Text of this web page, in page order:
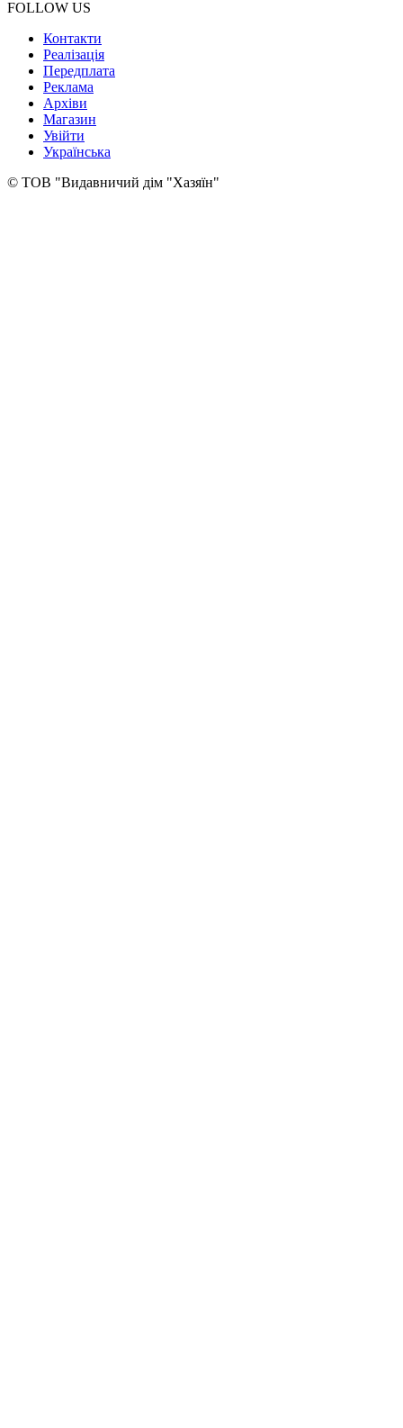
FOLLOW US
Контакти
Реалізація
Передплата
Реклама
Архіви
Магазин
Увійти
Українська
© ТОВ "Видавничий дім "Хазяїн"